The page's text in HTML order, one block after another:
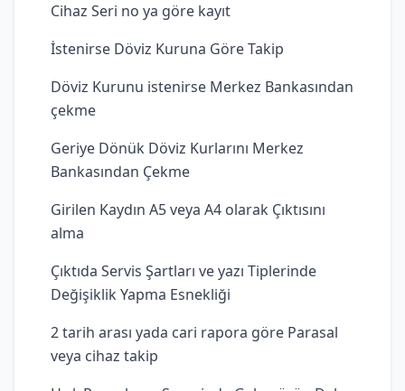
Cihaz Seri no ya göre kayıt
İstenirse Döviz Kuruna Göre Takip
Döviz Kurunu istenirse Merkez Bankasından
çekme
Geriye Dönük Döviz Kurlarını Merkez
Bankasından Çekme
Girilen Kaydın A5 veya A4 olarak Çıktısını
alma
Çıktıda Servis Şartları ve yazı Tiplerinde
Değişiklik Yapma Esnekliği
2 tarih arası yada cari rapora göre Parasal
veya cihaz takip